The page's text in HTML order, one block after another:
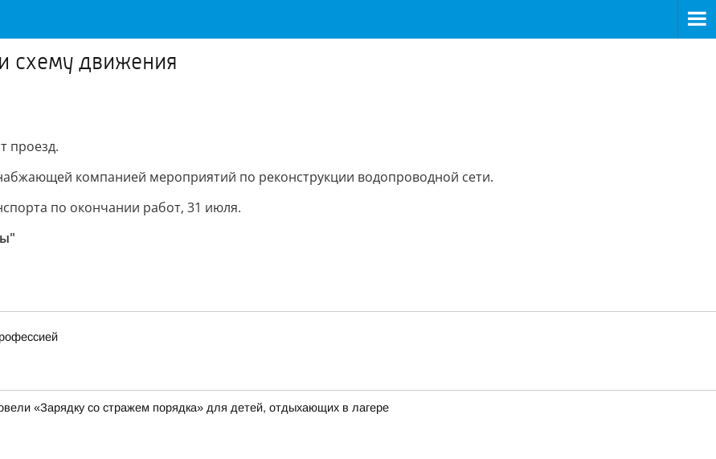
схему движения
проезд.
компанией мероприятий по реконструкции водопроводной сети.
по окончании работ, 31 июля.
«Зарядку со стражем порядка» для детей, отдыхающих в лагере